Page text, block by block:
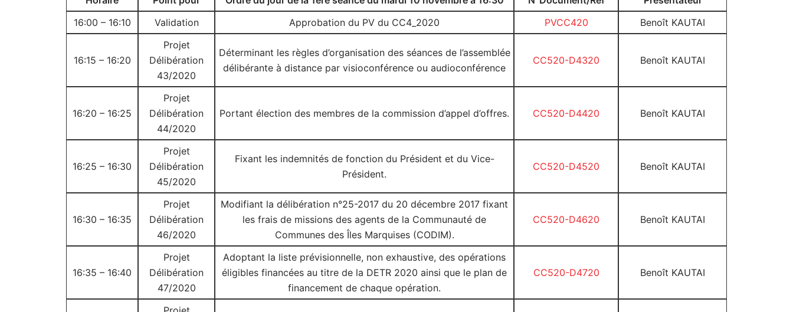
16:00 – 16:10
Validation Approbation du PV du CC4_2020 PVCC420 Benoît KAUTAI
16:15 – 16:20
Projet
Délibération
43/2020
Déterminant les règles d’organisation des séances de l’assemblée
délibérante à distance par visioconférence ou audioconférence
CC520-D4320 Benoît KAUTAI
16:20 – 16:25
Projet
Délibération
44/2020
Portant élection des membres de la commission d’appel d’offres. CC520-D4420 Benoît KAUTAI
16:25 – 16:30
Projet
Délibération
45/2020
Fixant les indemnités de fonction du Président et du Vice-
Président.
CC520-D4520 Benoît KAUTAI
16:30 – 16:35
Projet
Délibération
46/2020
Modifiant la délibération n°25-2017 du 20 décembre 2017 fixant
les frais de missions des agents de la Communauté de
Communes des Îles Marquises (CODIM).
CC520-D4620 Benoît KAUTAI
16:35 – 16:40
Projet
Délibération
47/2020
Adoptant la liste prévisionnelle, non exhaustive, des opérations
éligibles financées au titre de la DETR 2020 ainsi que le plan de
financement de chaque opération.
CC520-D4720 Benoît KAUTAI